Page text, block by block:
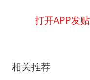
打开APP发贴
相关推荐